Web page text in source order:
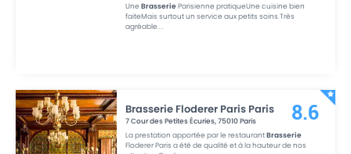
UneBrasserieParisienne pratiqueUne cuisine bien
faiteMais surtout un service aux petits soins.Très
agréable....
Brasserie Floderer Paris Paris
7 Cour des Petites Écuries,75010Paris
La prestation apportée par le restaurantBrasserie
Floderer Paris a été de qualité et à la hauteur de nos
8.6